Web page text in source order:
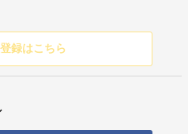
録はこちら